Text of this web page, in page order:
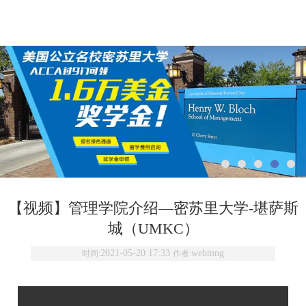
【视频】管理学院介绍—密苏里大学-堪萨斯
城（UMKC）
时间:2021-05-20 17:33 作者:webmng